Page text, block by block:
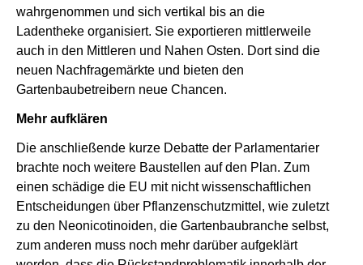
wahrgenommen und sich vertikal bis an die
Ladentheke organisiert. Sie exportieren mittlerweile
auch in den Mittleren und Nahen Osten. Dort sind die
neuen Nachfragemärkte und bieten den
Gartenbaubetreibern neue Chancen.
Mehr aufklären
Die anschließende kurze Debatte der Parlamentarier
brachte noch weitere Baustellen auf den Plan. Zum
einen schädige die EU mit nicht wissenschaftlichen
Entscheidungen über Pflanzenschutzmittel, wie zuletzt
zu den Neonicotinoiden, die Gartenbaubranche selbst,
zum anderen muss noch mehr darüber aufgeklärt